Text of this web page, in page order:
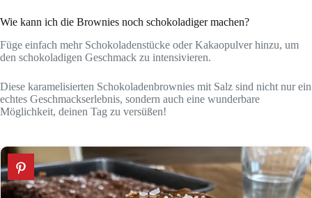
Wie kann ich die Brownies noch schokoladiger machen?
Füge einfach mehr Schokoladenstücke oder Kakaopulver hinzu, um
den schokoladigen Geschmack zu intensivieren.
Diese karamelisierten Schokoladenbrownies mit Salz sind nicht nur ein
echtes Geschmackserlebnis, sondern auch eine wunderbare
Möglichkeit, deinen Tag zu versüßen!